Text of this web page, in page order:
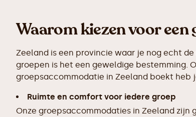
Waarom kiezen voor
Zeeland is een provincie waar je nog echt
groepen is het een geweldige bestemming.
groepsaccommodatie in Zeeland boekt heb
Ruimte en comfort voor iedere groep
Onze groepsaccommodaties in Zeeland zijn